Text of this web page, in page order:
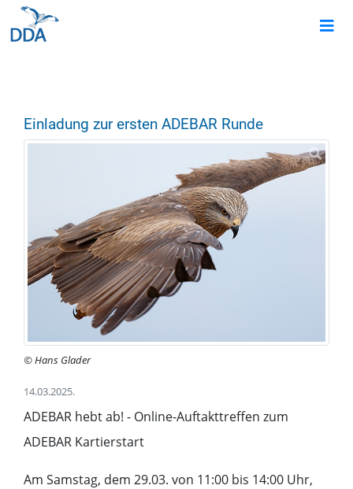
Einladung zur ersten ADEBAR Runde
© Hans Glader
14.03.2025.
ADEBAR hebt ab! - Online-Auftakttreffen zum
ADEBAR Kartierstart
Am Samstag, dem 29.03. von 11:00 bis 14:00 Uhr,